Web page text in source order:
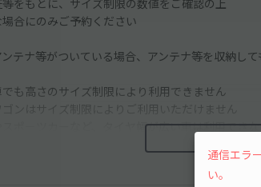
合にのみご予約ください
テナ等がついている場合、アンテナ等を収納し
も高さのサイズ制限により利用できません
ンはサイズ制限によりご利用いただけません
スポーツカーなど、タイヤ幅が広い車は利用でき
ャリアつきの車両はいかなる場合も利用できません
ク/軽貨物車両/事業用車両(黒ナンバー/緑ナンバー
通信エラ
い。